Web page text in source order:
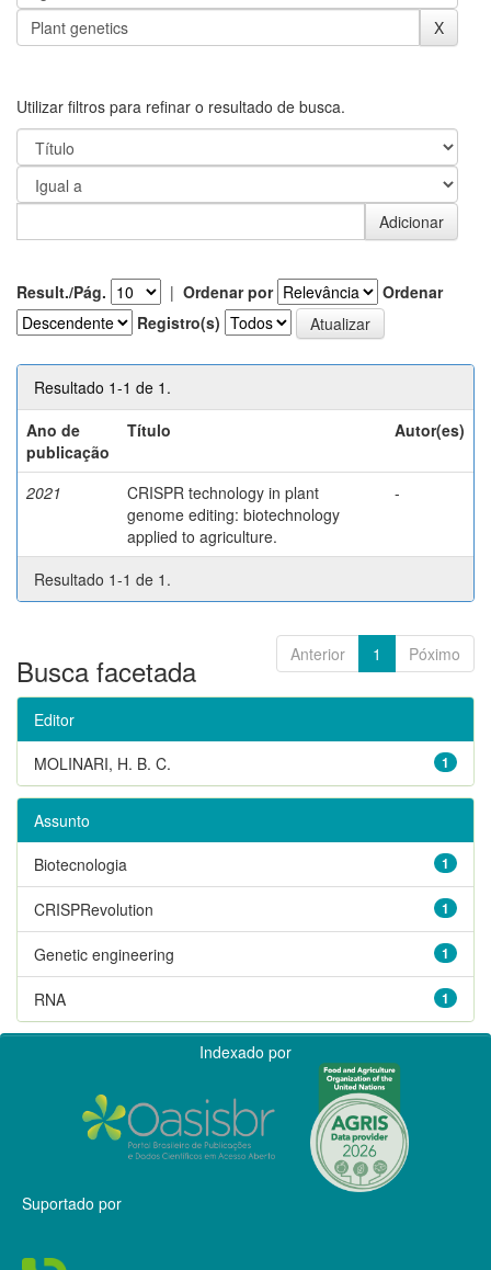
Utilizar filtros para refinar o resultado de busca.
Result./Pág. | Ordenar por
Ordenar
Registro(s)
Resultado 1-1 de 1.
Ano de
publicação
Título Autor(es)
2021
CRISPR technology in plant
genome editing: biotechnology
applied to agriculture.
-
Resultado 1-1 de 1.
Anterior 1 Póximo
Busca facetada
Editor
1
MOLINARI, H. B. C.
Assunto
1
Biotecnologia
1
CRISPRevolution
1
Genetic engineering
1
RNA
Indexado por
Suportado por